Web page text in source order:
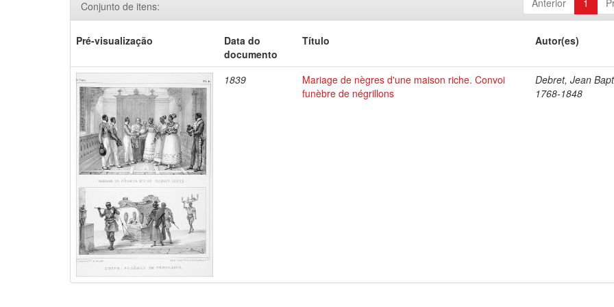
Anterior 1
Conjunto de itens:
Pré-visualização
Data do
documento
Título Autor(es)
1839
Mariage de nègres d'une maison riche. Convoi
funèbre de négrillons
Debret, Jean
1768-1848